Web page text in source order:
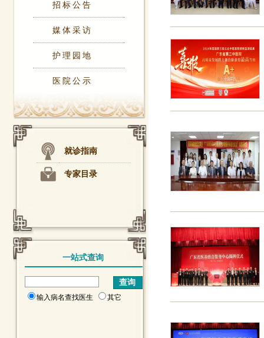
招标公告
媒体采访
护理园地
医院公示
就诊指南
专家目录
一站式查询
输入病名查找医生 其它